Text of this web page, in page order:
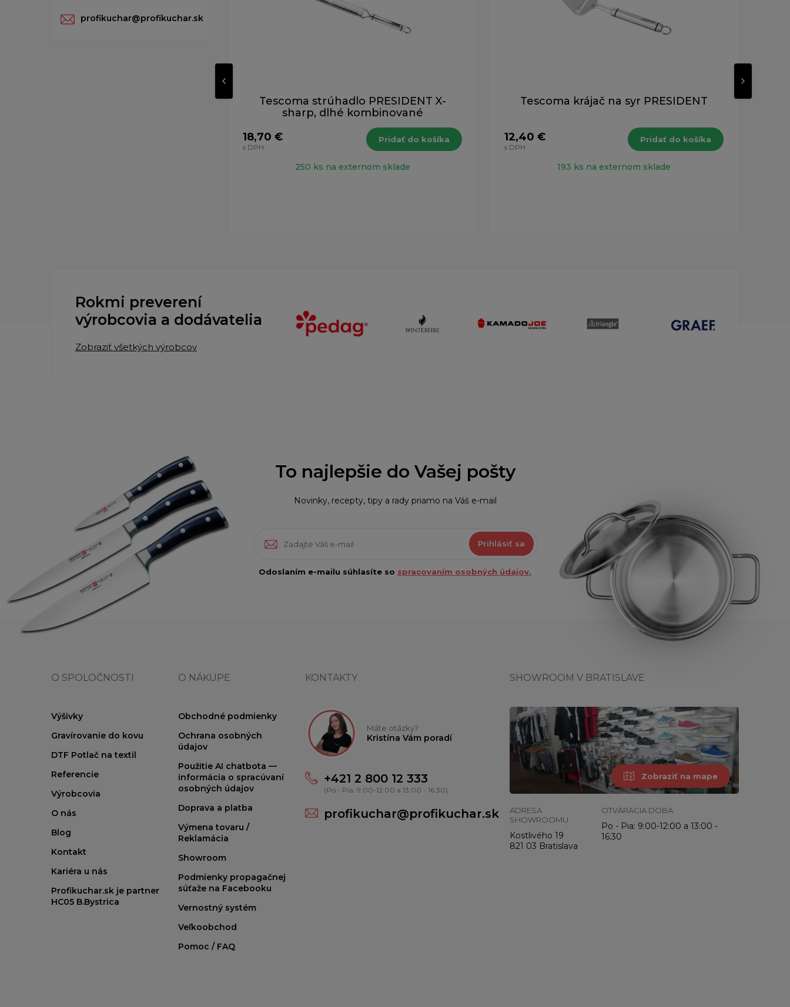
profikuchar@profikuchar.sk
Tescoma strúhadlo PRESIDENT X-
sharp, dlhé kombinované
18,70 €
s DPH
Pridať do košíka
250 ks na externom sklade
Tescoma krájač na syr PRESIDENT
12,40 €
s DPH
Pridať do košíka
193 ks na externom sklade
Rokmi preverení
výrobcovia a dodávatelia
Zobraziť všetkých výrobcov
To najlepšie do Vašej pošty
Novinky, recepty, tipy a rady priamo na Váš e-mail
Prihlásiť sa
Odoslaním e-mailu súhlasíte so spracovaním osobných údajov.
O SPOLOČNOSTI
Výšivky
Gravírovanie do kovu
DTF Potlač na textil
Referencie
Výrobcovia
O nás
Blog
Kontakt
Kariéra u nás
Profikuchar.sk je partner
HC05 B.Bystrica
O NÁKUPE
Obchodné podmienky
Ochrana osobných
údajov
Použitie AI chatbota —
informácia o spracúvaní
osobných údajov
Doprava a platba
Výmena tovaru /
Reklamácia
Showroom
Podmienky propagačnej
súťaže na Facebooku
Vernostný systém
Veľkoobchod
Pomoc / FAQ
KONTAKTY
Máte otázky?
Kristína Vám poradí
+421 2 800 12 333
(Po - Pia: 9:00-12:00 a 13:00 - 16:30)
profikuchar@profikuchar.sk
SHOWROOM V BRATISLAVE
Zobraziť na mape
ADRESA
SHOWROOMU
Kostlivého 19
821 03 Bratislava
OTVÁRACIA DOBA
Po - Pia: 9:00-12:00 a 13:00 -
16:30